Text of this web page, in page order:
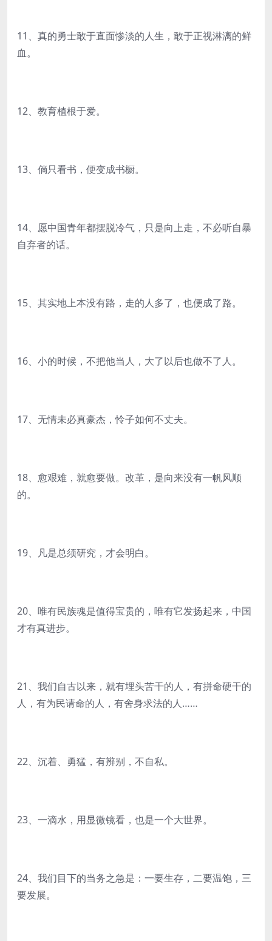
11、真的勇士敢于直面惨淡的人生，敢于正视淋漓的鲜
血。
12、教育植根于爱。
13、倘只看书，便变成书橱。
14、愿中国青年都摆脱冷气，只是向上走，不必听自暴
自弃者的话。
15、其实地上本没有路，走的人多了，也便成了路。
16、小的时候，不把他当人，大了以后也做不了人。
17、无情未必真豪杰，怜子如何不丈夫。
18、愈艰难，就愈要做。改革，是向来没有一帆风顺
的。
19、凡是总须研究，才会明白。
20、唯有民族魂是值得宝贵的，唯有它发扬起来，中国
才有真进步。
21、我们自古以来，就有埋头苦干的人，有拼命硬干的
人，有为民请命的人，有舍身求法的人……
22、沉着、勇猛，有辨别，不自私。
23、一滴水，用显微镜看，也是一个大世界。
24、我们目下的当务之急是：一要生存，二要温饱，三
要发展。